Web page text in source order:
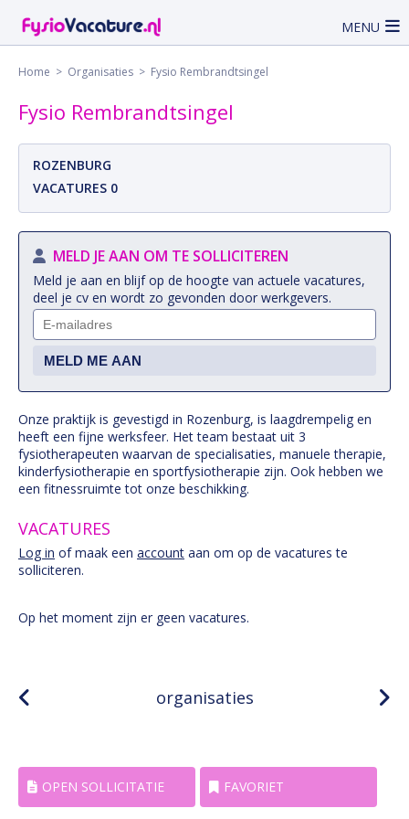
MENU
Home > Organisaties > Fysio Rembrandtsingel
Fysio Rembrandtsingel
ROZENBURG
VACATURES 0
MELD JE AAN OM TE SOLLICITEREN
Meld je aan en blijf op de hoogte van actuele vacatures,
deel je cv en wordt zo gevonden door werkgevers.
Onze praktijk is gevestigd in Rozenburg, is laagdrempelig en
heeft een fijne werksfeer. Het team bestaat uit 3
fysiotherapeuten waarvan de specialisaties, manuele therapie,
kinderfysiotherapie en sportfysiotherapie zijn. Ook hebben we
een fitnessruimte tot onze beschikking.
VACATURES
Log in of maak een account aan om op de vacatures te
solliciteren.
Op het moment zijn er geen vacatures.
organisaties
OPEN SOLLICITATIE FAVORIET